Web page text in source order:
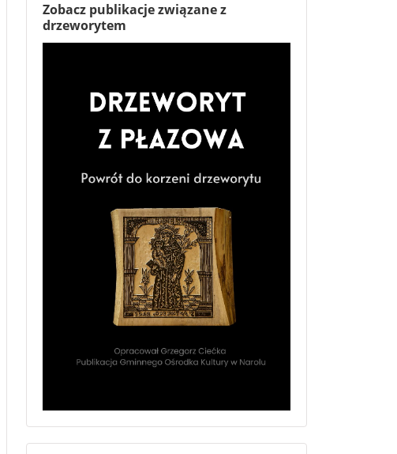
Zobacz publikacje związane z
drzeworytem